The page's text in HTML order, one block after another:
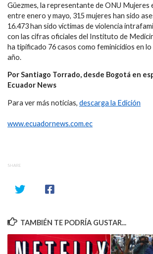
Güezmes, la representante de ONU Mujeres
entre enero y mayo, 315 mujeres han sido
16.473 han sido víctimas de violencia
con las cifras oficiales del Instituto de
ha tipificado 76 casos como feminicidios en
año.
Por Santiago Torrado, desde Bogotá en
Ecuador News
Para ver más noticias, descarga la Edición
www.ecuadornews.com.ec
SHARE
TAMBIÉN TE PODRÍA GUSTAR...